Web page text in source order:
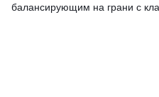
балансирующим на грани с